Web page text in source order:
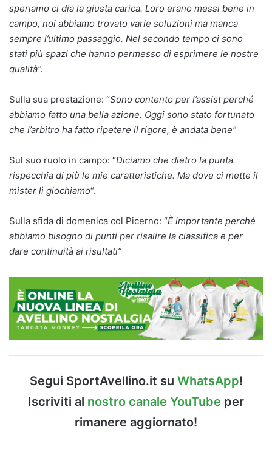
speriamo ci dia la giusta carica. Loro erano messi bene in
campo, noi abbiamo trovato varie soluzioni ma manca
sempre l’ultimo passaggio. Nel secondo tempo ci sono
stati più spazi che hanno permesso di esprimere le nostre
qualità”.
Sulla sua prestazione: “Sono contento per l’assist perché
abbiamo fatto una bella azione. Oggi sono stato fortunato
che l’arbitro ha fatto ripetere il rigore, è andata bene”
Sul suo ruolo in campo: “Diciamo che dietro la punta
rispecchia di più le mie caratteristiche. Ma dove ci mette il
mister lì giochiamo“.
Sulla sfida di domenica col Picerno: “È importante perché
abbiamo bisogno di punti per risalire la classifica e per
dare continuità ai risultati”
Segui SportAvellino.it su WhatsApp!
Iscriviti al nostro canale YouTube per
rimanere aggiornato!